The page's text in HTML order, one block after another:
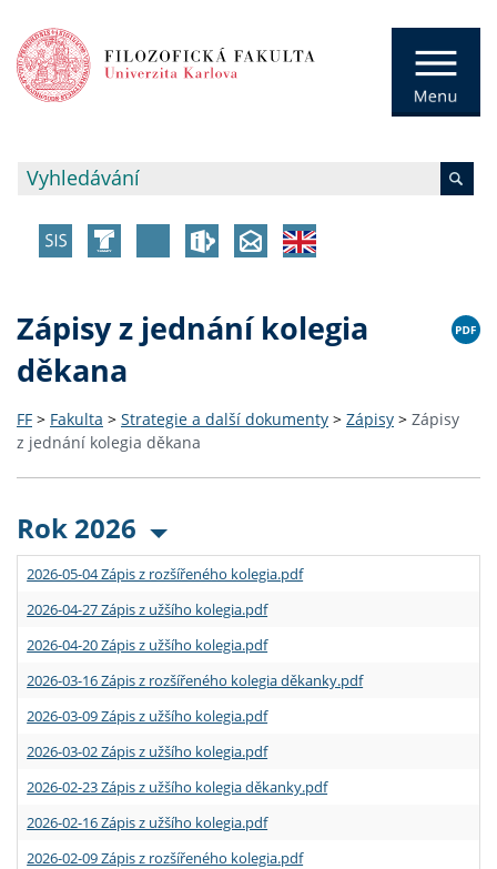
Zápisy z jednání kolegia
děkana
FF > Fakulta > Strategie a další dokumenty > Zápisy > Zápisy
z jednání kolegia děkana
Rok 2026
2026-05-04 Zápis z rozšířeného kolegia.pdf
2026-04-27 Zápis z užšího kolegia.pdf
2026-04-20 Zápis z užšího kolegia.pdf
2026-03-16 Zápis z rozšířeného kolegia děkanky.pdf
2026-03-09 Zápis z užšího kolegia.pdf
2026-03-02 Zápis z užšího kolegia.pdf
2026-02-23 Zápis z užšího kolegia děkanky.pdf
2026-02-16 Zápis z užšího kolegia.pdf
2026-02-09 Zápis z rozšířeného kolegia.pdf